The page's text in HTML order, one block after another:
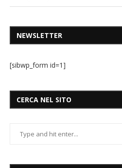
NEWSLETTER
[sibwp_form id=1]
CERCA NEL SITO